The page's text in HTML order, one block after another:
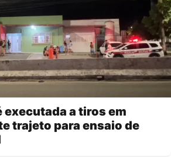
executada a tiros em
trajeto para ensaio de